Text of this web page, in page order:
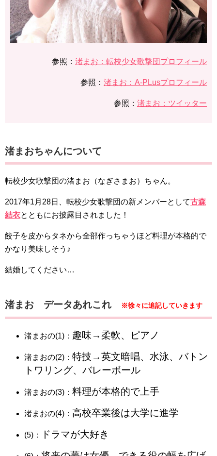
参照： 渚まお：転校少女歌撃団プロフィール
参照： 渚まお：A-PLusプロフィール
参照： 渚まお：ツイッター
渚まおちゃんについて
転校少女歌撃団の渚まお（なぎさまお）ちゃん。
2017年1月28日、転校少女歌撃団の新メンバーとして古森
結衣とともにお披露目されました！
餃子を皮からタネから全部作っちゃうほど料理が本格的で
かなり美味しそう♪
結婚してください…
渚まお データあれこれ ※徐々に追記していきます
渚まおの(1)： 趣味→柔軟、ピアノ
渚まおの(2)： 特技→英文暗唱、水泳、バトン
トワリング、バレーボール
渚まおの(3)： 料理が本格的で上手
渚まおの(4)： 高校卒業後は大学に進学
(5)： ドラマが大好き